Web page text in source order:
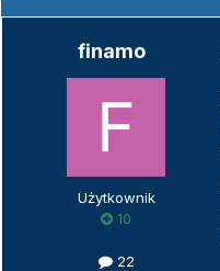
finamo
Użytkownik
10
22